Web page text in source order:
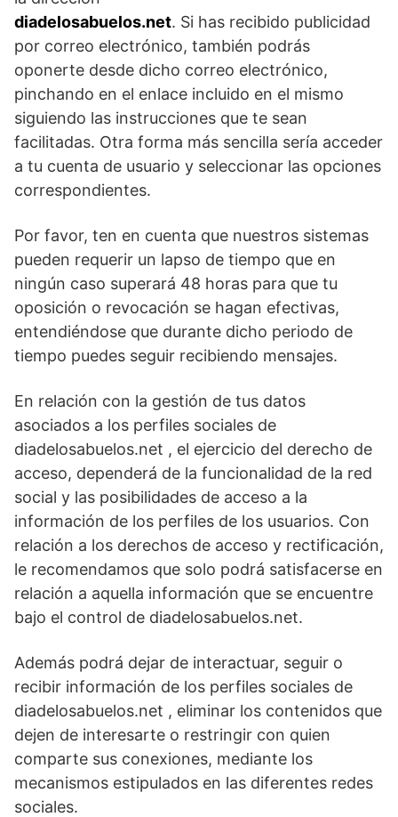
diadelosabuelos.net. Si has recibido publicidad
por correo electrónico, también podrás
oponerte desde dicho correo electrónico,
pinchando en el enlace incluido en el mismo
siguiendo las instrucciones que te sean
facilitadas. Otra forma más sencilla sería acceder
a tu cuenta de usuario y seleccionar las opciones
correspondientes.
Por favor, ten en cuenta que nuestros sistemas
pueden requerir un lapso de tiempo que en
ningún caso superará 48 horas para que tu
oposición o revocación se hagan efectivas,
entendiéndose que durante dicho periodo de
tiempo puedes seguir recibiendo mensajes.
En relación con la gestión de tus datos
asociados a los perfiles sociales de
diadelosabuelos.net , el ejercicio del derecho de
acceso, dependerá de la funcionalidad de la red
social y las posibilidades de acceso a la
información de los perfiles de los usuarios. Con
relación a los derechos de acceso y rectificación,
le recomendamos que solo podrá satisfacerse en
relación a aquella información que se encuentre
bajo el control de diadelosabuelos.net.
Además podrá dejar de interactuar, seguir o
recibir información de los perfiles sociales de
diadelosabuelos.net , eliminar los contenidos que
dejen de interesarte o restringir con quien
comparte sus conexiones, mediante los
mecanismos estipulados en las diferentes redes
sociales.